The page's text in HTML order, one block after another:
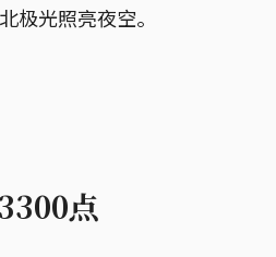
光照亮夜空。
点